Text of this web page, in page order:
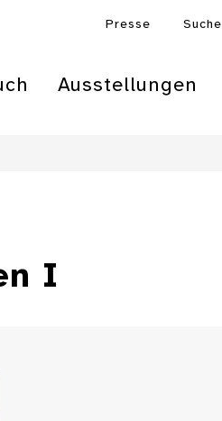
Presse Suche
Ausstellungen
I